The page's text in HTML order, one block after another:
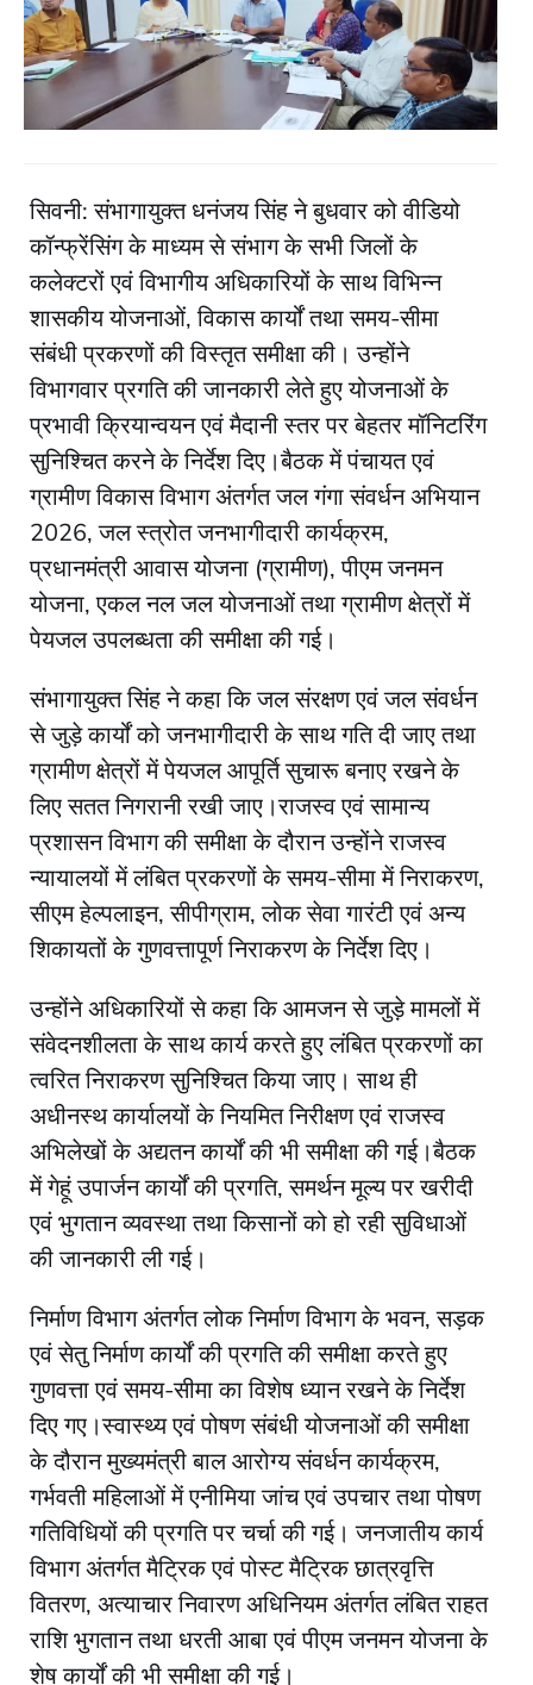
सिवनी: संभागायुक्त धनंजय सिंह ने बुधवार को वीडियो
कॉन्फ्रेंसिंग के माध्यम से संभाग के सभी जिलों के
कलेक्टरों एवं विभागीय अधिकारियों के साथ विभिन्न
शासकीय योजनाओं, विकास कार्यों तथा समय-सीमा
संबंधी प्रकरणों की विस्तृत समीक्षा की। उन्होंने
विभागवार प्रगति की जानकारी लेते हुए योजनाओं के
प्रभावी क्रियान्वयन एवं मैदानी स्तर पर बेहतर मॉनिटरिंग
सुनिश्चित करने के निर्देश दिए।बैठक में पंचायत एवं
ग्रामीण विकास विभाग अंतर्गत जल गंगा संवर्धन अभियान
2026, जल स्त्रोत जनभागीदारी कार्यक्रम,
प्रधानमंत्री आवास योजना (ग्रामीण), पीएम जनमन
योजना, एकल नल जल योजनाओं तथा ग्रामीण क्षेत्रों में
पेयजल उपलब्धता की समीक्षा की गई।
संभागायुक्त सिंह ने कहा कि जल संरक्षण एवं जल संवर्धन
से जुड़े कार्यों को जनभागीदारी के साथ गति दी जाए तथा
ग्रामीण क्षेत्रों में पेयजल आपूर्ति सुचारू बनाए रखने के
लिए सतत निगरानी रखी जाए।राजस्व एवं सामान्य
प्रशासन विभाग की समीक्षा के दौरान उन्होंने राजस्व
न्यायालयों में लंबित प्रकरणों के समय-सीमा में निराकरण,
सीएम हेल्पलाइन, सीपीग्राम, लोक सेवा गारंटी एवं अन्य
शिकायतों के गुणवत्तापूर्ण निराकरण के निर्देश दिए।
उन्होंने अधिकारियों से कहा कि आमजन से जुड़े मामलों में
संवेदनशीलता के साथ कार्य करते हुए लंबित प्रकरणों का
त्वरित निराकरण सुनिश्चित किया जाए। साथ ही
अधीनस्थ कार्यालयों के नियमित निरीक्षण एवं राजस्व
अभिलेखों के अद्यतन कार्यों की भी समीक्षा की गई।बैठक
में गेहूं उपार्जन कार्यों की प्रगति, समर्थन मूल्य पर खरीदी
एवं भुगतान व्यवस्था तथा किसानों को हो रही सुविधाओं
की जानकारी ली गई।
निर्माण विभाग अंतर्गत लोक निर्माण विभाग के भवन, सड़क
एवं सेतु निर्माण कार्यों की प्रगति की समीक्षा करते हुए
गुणवत्ता एवं समय-सीमा का विशेष ध्यान रखने के निर्देश
दिए गए।स्वास्थ्य एवं पोषण संबंधी योजनाओं की समीक्षा
के दौरान मुख्यमंत्री बाल आरोग्य संवर्धन कार्यक्रम,
गर्भवती महिलाओं में एनीमिया जांच एवं उपचार तथा पोषण
गतिविधियों की प्रगति पर चर्चा की गई। जनजातीय कार्य
विभाग अंतर्गत मैट्रिक एवं पोस्ट मैट्रिक छात्रवृत्ति
वितरण, अत्याचार निवारण अधिनियम अंतर्गत लंबित राहत
राशि भुगतान तथा धरती आबा एवं पीएम जनमन योजना के
शेष कार्यों की भी समीक्षा की गई।